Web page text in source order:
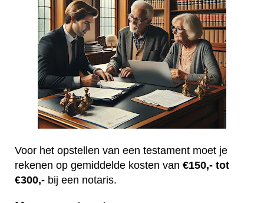
Voor het opstellen van een testament moet je
rekenen op gemiddelde kosten van €150,- tot
€300,- bij een notaris.